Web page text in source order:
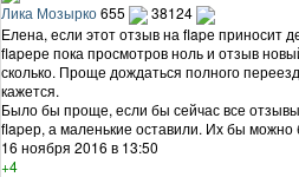
Лика Мозырко655
38124
Елена, если этот отзыв на flapе приносит
flapере пока просмотров ноль и отзыв
сколько. Проще дождаться полного
кажется.
Было бы проще, если бы сейчас все
flapер, а маленькие оставили. Их бы
16 ноября 2016 в 13:50
+4